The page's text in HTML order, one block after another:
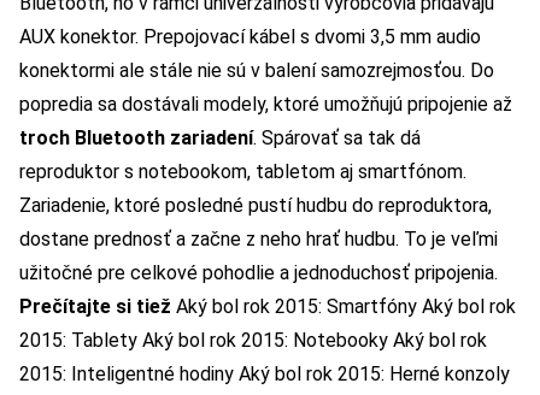
AUX konektor. Prepojovací kábel s dvomi 3,5 mm audio
konektormi ale stále nie sú v balení samozrejmosťou. Do
popredia sa dostávali modely, ktoré umožňujú pripojenie až
troch Bluetooth zariadení. Spárovať sa tak dá
reproduktor s notebookom, tabletom aj smartfónom.
Zariadenie, ktoré posledné pustí hudbu do reproduktora,
dostane prednosť a začne z neho hrať hudbu. To je veľmi
užitočné pre celkové pohodlie a jednoduchosť pripojenia.
Prečítajte si tiež Aký bol rok 2015: Smartfóny Aký bol rok
2015: Tablety Aký bol rok 2015: Notebooky Aký bol rok
2015: Inteligentné hodiny Aký bol rok 2015: Herné konzoly